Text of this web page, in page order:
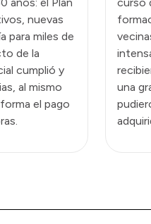
nuevas
para miles de
de la
cumplió y
al mismo
el pago
una